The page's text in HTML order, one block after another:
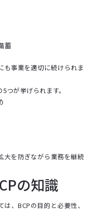
蓄
も事業を適切に続けられま
つが挙げられます。
大を防ぎながら業務を継続
の知識
、BCPの目的と必要性、